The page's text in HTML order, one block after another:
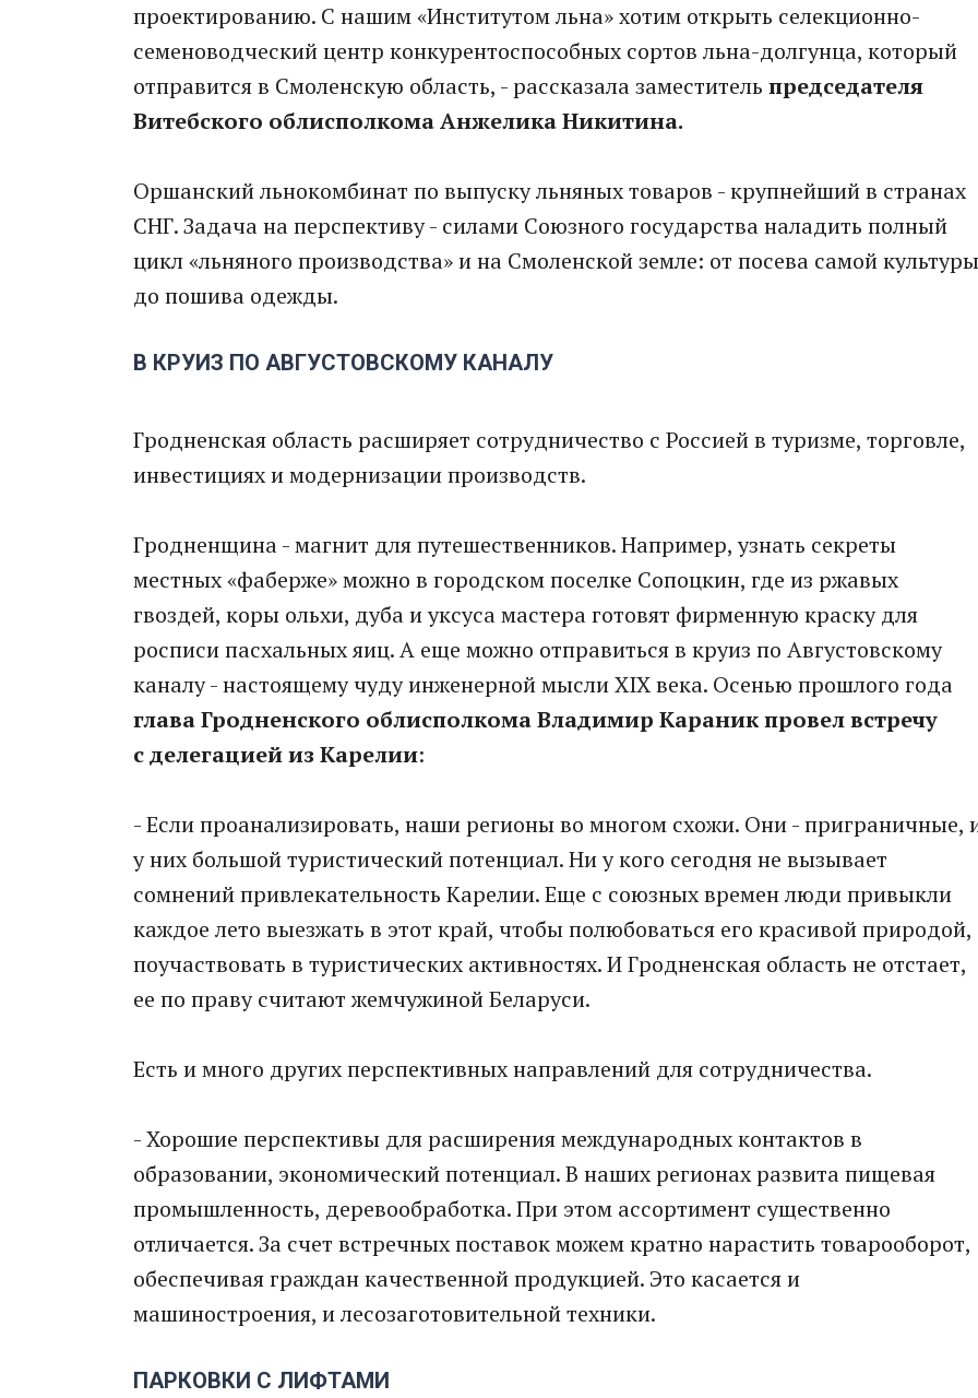
проектированию. С нашим «Институтом льна» хотим открыть селекционно-
семеноводческий центр конкурентоспособных сортов льна-долгунца, который
отправится в Смоленскую область, - рассказала заместитель председателя
Витебского облисполкома Анжелика Никитина.
Оршанский льнокомбинат по выпуску льняных товаров - крупнейший в странах
СНГ. Задача на перспективу - силами Союзного государства наладить полный
цикл «льняного производства» и на Смоленской земле: от посева самой культуры
до пошива одежды.
В КРУИЗ ПО АВГУСТОВСКОМУ КАНАЛУ
Гродненская область расширяет сотрудничество с Россией в туризме, торговле,
инвестициях и модернизации производств.
Гродненщина - магнит для путешественников. Например, узнать секреты
местных «фаберже» можно в городском поселке Сопоцкин, где из ржавых
гвоздей, коры ольхи, дуба и уксуса мастера готовят фирменную краску для
росписи пасхальных яиц. А еще можно отправиться в круиз по Августовскому
каналу - настоящему чуду инженерной мысли XIX века. Осенью прошлого года
глава Гродненского облисполкома Владимир Караник провел встречу
с делегацией из Карелии:
- Если проанализировать, наши регионы во многом схожи. Они - приграничные,
у них большой туристический потенциал. Ни у кого сегодня не вызывает
сомнений привлекательность Карелии. Еще с союзных времен люди привыкли
каждое лето выезжать в этот край, чтобы полюбоваться его красивой природой,
поучаствовать в туристических активностях. И Гродненская область не отстает,
ее по праву считают жемчужиной Беларуси.
Есть и много других перспективных направлений для сотрудничества.
- Хорошие перспективы для расширения международных контактов в
образовании, экономический потенциал. В наших регионах развита пищевая
промышленность, деревообработка. При этом ассортимент существенно
отличается. За счет встречных поставок можем кратно нарастить товарооборот,
обеспечивая граждан качественной продукцией. Это касается и
машиностроения, и лесозаготовительной техники.
ПАРКОВКИ С ЛИФТАМИ